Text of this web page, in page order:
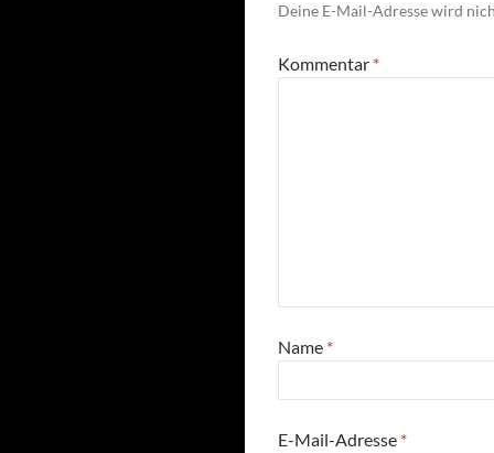
Deine E-Mail-Adresse wird
Kommentar *
Name *
E-Mail-Adresse *